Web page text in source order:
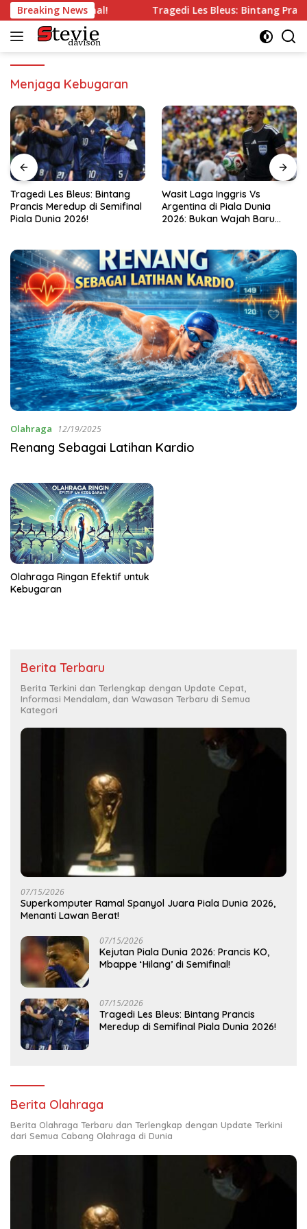
Langsung
ke
konten
Breaking News
di Semifinal! Tragedi Les Bleus: Bintang Prancis
Menjaga Kebugaran
Wasit Laga Inggris Vs
Argentina di Piala Dunia
2026: Bukan Wajah Baru
Drama Transfer Aqil
Dari Bandung ke Macan
Kemayoran!
Olahraga 12/19/2025
Renang Sebagai Latihan Kardio
Olahraga Ringan Efektif untuk
Kebugaran
Berita Terbaru
Berita Terkini dan Terlengkap dengan Update Cepat,
Informasi Mendalam, dan Wawasan Terbaru di Semua
Kategori
07/15/2026
Superkomputer Ramal Spanyol Juara Piala Dunia 2026,
Menanti Lawan Berat!
07/15/2026
Kejutan Piala Dunia 2026: Prancis KO,
Mbappe ‘Hilang’ di Semifinal!
07/15/2026
Tragedi Les Bleus: Bintang Prancis
Meredup di Semifinal Piala Dunia 2026!
Berita Olahraga
Berita Olahraga Terbaru dan Terlengkap dengan Update Terkini
dari Semua Cabang Olahraga di Dunia